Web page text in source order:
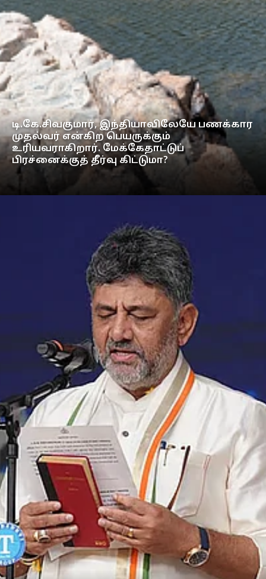
டி.கே.சிவகுமார், இந்தியாவிலேயே பணக்கார
முதல்வர் என்கிற பெயருக்கும்
உரியவராகிறார். மேக்கேதாட்டுப்
பிரச்னைக்குத் தீர்வு கிட்டுமா?